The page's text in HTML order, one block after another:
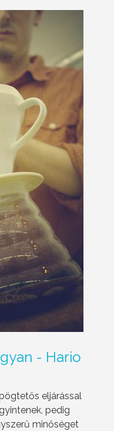
- Hario
eljárással
pedig
minőséget